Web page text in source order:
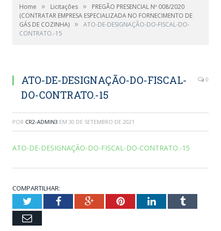
Home » Licitações »
PREGÃO PRESENCIAL Nº 008/2020
(CONTRATAR EMPRESA ESPECIALIZADA NO FORNECIMENTO DE
GÁS DE COZINHA) »
ATO-DE-DESIGNAÇÃO-DO-FISCAL-DO-
CONTRATO.-15
ATO-DE-DESIGNAÇÃO-DO-FISCAL-
DO-CONTRATO.-15
0
POR CR2-ADMIN3 EM 30 DE SETEMBRO DE 2021
ATO-DE-DESIGNAÇÃO-DO-FISCAL-DO-CONTRATO.-15
COMPARTILHAR:
TwitterFacebookGoogle+PinterestLinkedInTumblr
Email